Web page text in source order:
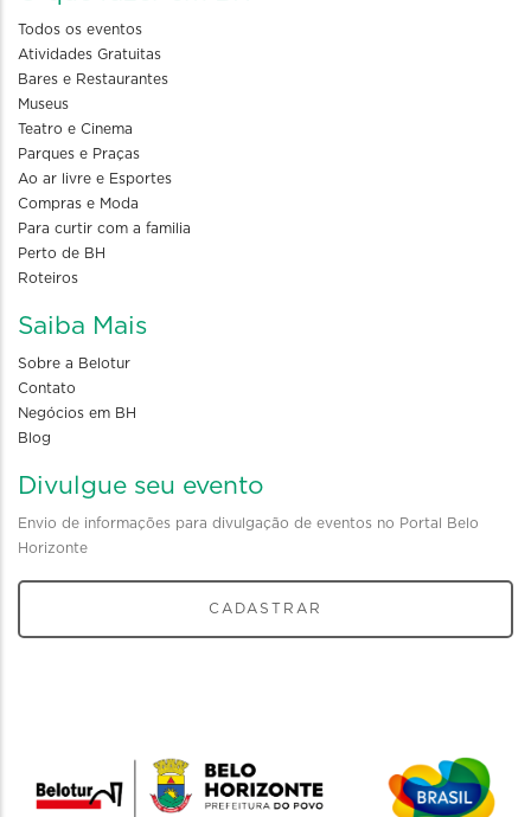
Todos os eventos
Atividades Gratuitas
Bares e Restaurantes
Museus
Teatro e Cinema
Parques e Praças
Ao ar livre e Esportes
Compras e Moda
Para curtir com a familia
Perto de BH
Roteiros
Saiba Mais
Sobre a Belotur
Contato
Negócios em BH
Blog
Divulgue seu evento
Envio de informações para divulgação de eventos no Portal Belo
Horizonte
CADASTRAR